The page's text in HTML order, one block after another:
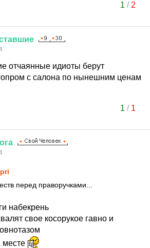
1 / 2
отчаянные идиоты берут
с салона по нынешним ценам
1 / 1
перед праворучками...
набекрень
свое косорукое гавно и
месте